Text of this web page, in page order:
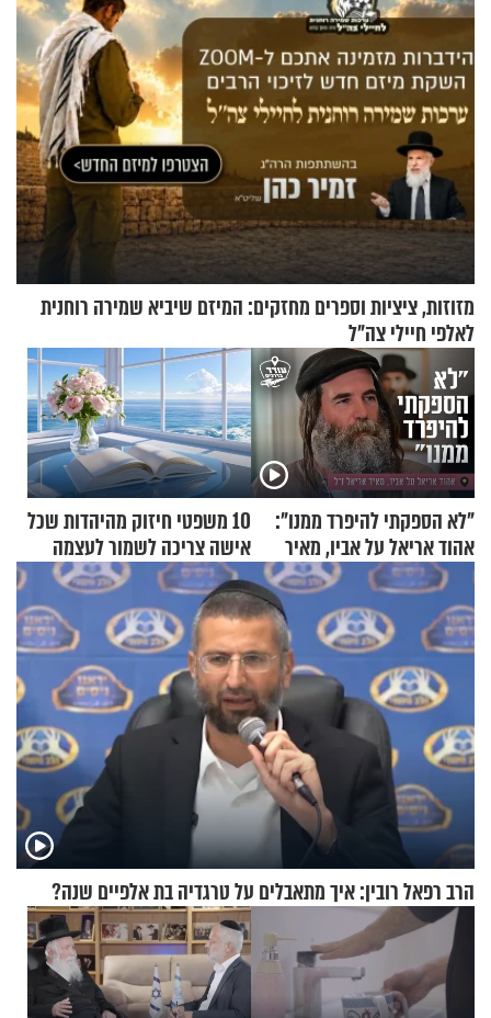
מזוזות, ציציות וספרים מחזקים: המיזם שיביא שמירה רוחנית
לאלפי חיילי צה"ל
"לא הספקתי להיפרד ממנו":
אהוד אריאל על אביו, מאיר
אריאל ז"ל
10 משפטי חיזוק מהיהדות שכל
אישה צריכה לשמור לעצמה
הרב רפאל רובין: איך מתאבלים על טרגדיה בת אלפיים שנה?